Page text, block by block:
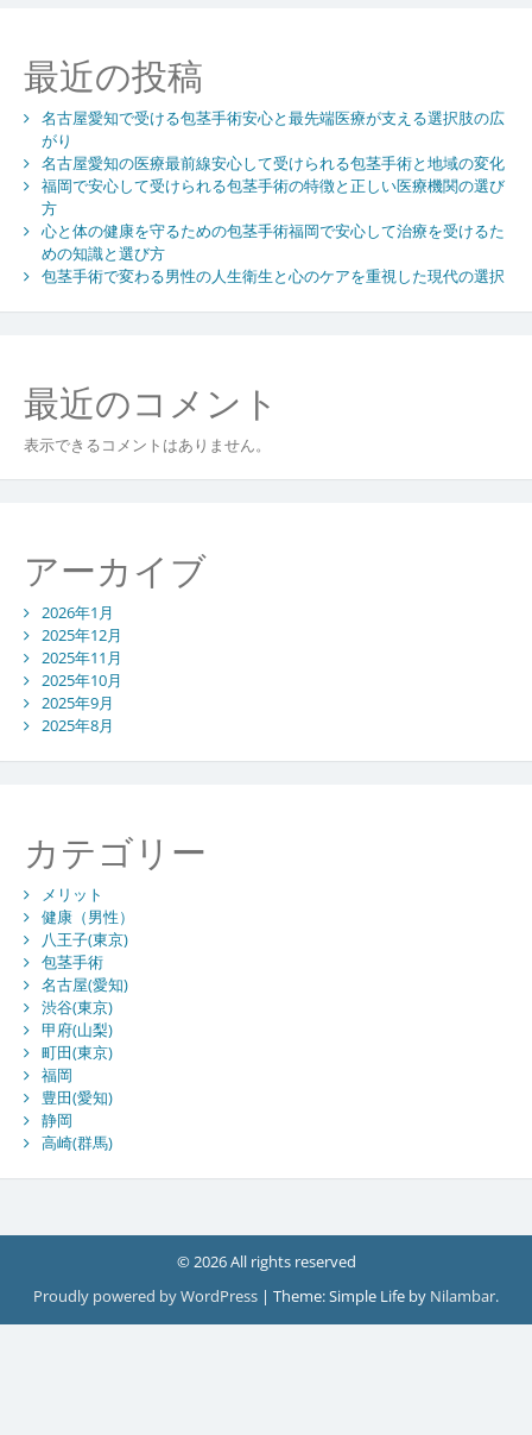
ョ
ン
最近の投稿
名古屋愛知で受ける包茎手術安心と最先端医療が支える選択肢の広
がり
名古屋愛知の医療最前線安心して受けられる包茎手術と地域の変化
福岡で安心して受けられる包茎手術の特徴と正しい医療機関の選び
方
心と体の健康を守るための包茎手術福岡で安心して治療を受けるた
めの知識と選び方
包茎手術で変わる男性の人生衛生と心のケアを重視した現代の選択
最近のコメント
表示できるコメントはありません。
アーカイブ
2026年1月
2025年12月
2025年11月
2025年10月
2025年9月
2025年8月
カテゴリー
メリット
健康（男性）
八王子(東京)
包茎手術
名古屋(愛知)
渋谷(東京)
甲府(山梨)
町田(東京)
福岡
豊田(愛知)
静岡
高崎(群馬)
© 2026 All rights reserved
Proudly powered by WordPress | Theme: Simple Life by Nilambar.